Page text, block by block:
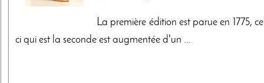
La première édition est parue en 1775,
ci qui est la seconde est augmentée d'un ...